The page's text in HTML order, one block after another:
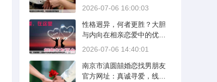
2026-07-06 16:00:03
性格迥异，何者更胜？大胆
与内向在相亲恋爱中的优势
分析
2026-07-06 14:40:01
南京市滇圆囍婚恋找男朋友
官方网址：真诚寻爱，线上